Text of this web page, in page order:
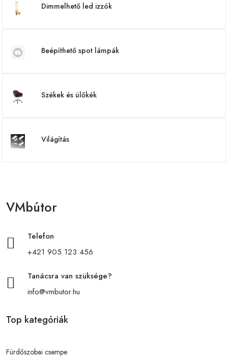
Dimmelhető led izzók
Beépíthető spot lámpák
Székek és ülőkék
Világítás
VMbútor
Telefon
+421 905 123 456
Tanácsra van szüksége?
info@vmbutor.hu
Top kategóriák
Fürdőszobai csempe